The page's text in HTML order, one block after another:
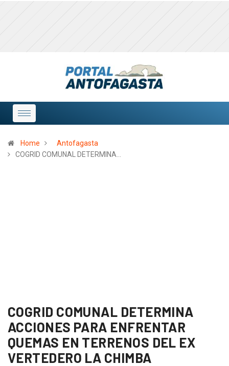
Home
Antofagasta
COGRID COMUNAL DETERMINA…
COGRID COMUNAL DETERMINA
ACCIONES PARA ENFRENTAR
QUEMAS EN TERRENOS DEL EX
VERTEDERO LA CHIMBA